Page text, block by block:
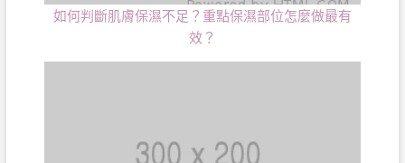
如何判斷肌膚保濕不足？重點保濕部位怎麼做最有
效？